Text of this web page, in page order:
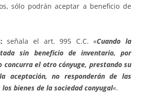
sólo podrán aceptar a beneficio de
señala el art. 995 C.C. «Cuando la
sin beneficio de inventario, por
concurra el otro cónyuge, prestando su
aceptación, no responderán de las
bienes de la sociedad conyugal«.